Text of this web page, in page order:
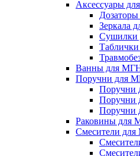
Аксессуары
Зеркала
Сушилки
Таблички
Ванны для
Поручни для
Поручни
Поручни
Поручни
Раковины для
Смесители